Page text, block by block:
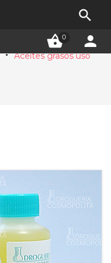
0 

Aceites grasos uso